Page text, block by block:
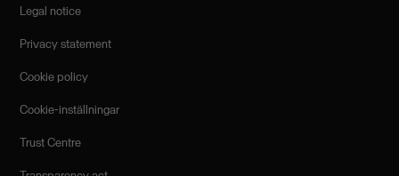
Legal notice
Privacy statement
Cookie policy
Cookie-inställningar
Trust Centre